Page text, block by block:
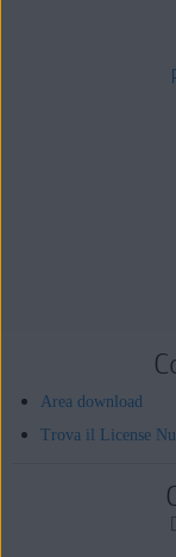
Area download
Trova il License